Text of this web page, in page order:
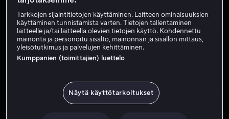
Tarkkojen sijaintitietojen käyttäminen. Laitteen ominaisuuksien
käyttäminen tunnistamista varten. Tietojen tallentaminen
laitteelle ja/tai laitteella olevien tietojen käyttö. Kohdennettu
mainonta ja personoitu sisältö, mainonnan ja sisällön mittaus,
yleisötutkimus ja palvelujen kehittäminen.
Kumppanien (toimittajien) luettelo
Näytä käyttötarkoitukset